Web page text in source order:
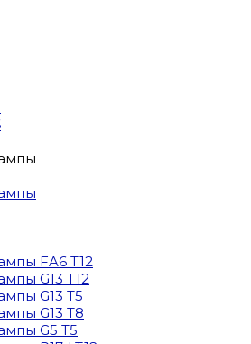
FA6 T12
G13 T12
G13 T5
G13 T8
G5 T5